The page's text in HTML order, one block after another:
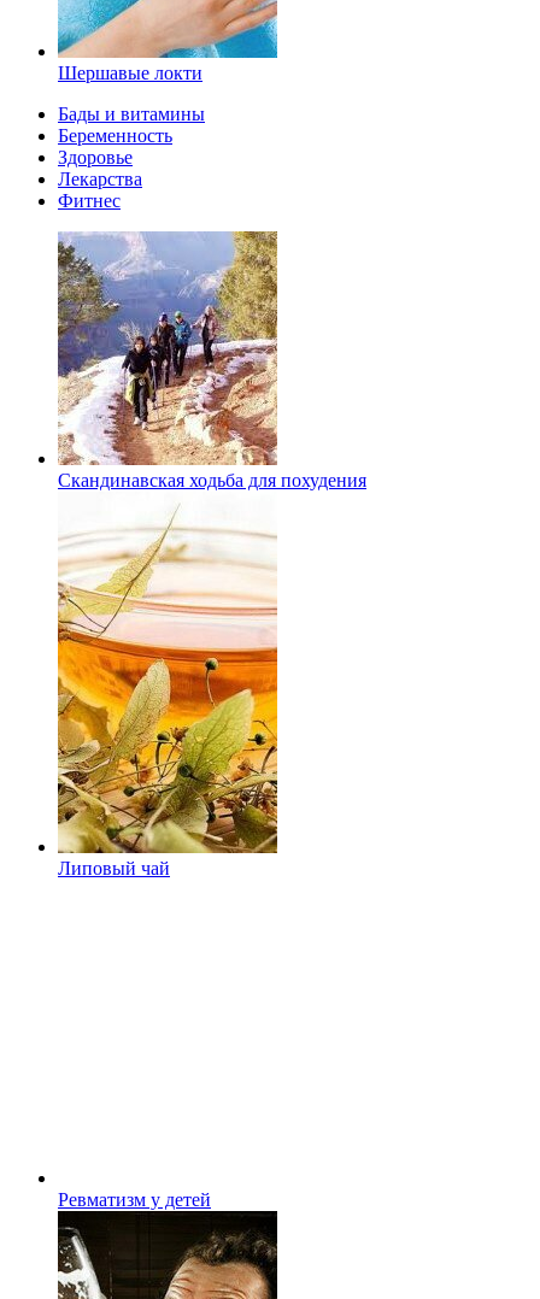
Шершавые локти
Бады и витамины
Беременность
Здоровье
Лекарства
Фитнес
Скандинавская ходьба для похудения
Липовый чай
Ревматизм у детей